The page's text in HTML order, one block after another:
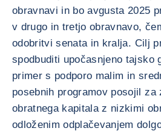
obravnavi in bo avgusta 2025
v drugo in tretjo obravnavo,
odobritvi senata in kralja. Cilj
spodbuditi upočasnjeno tajsko
primer s podporo malim in
posebnih programov posojil za
obratnega kapitala z nizkimi
odloženim odplačevanjem